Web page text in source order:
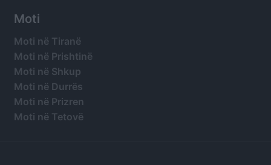
Moti
Moti në Tiranë
Moti në Prishtinë
Moti në Shkup
Moti në Durrës
Moti në Prizren
Moti në Tetovë